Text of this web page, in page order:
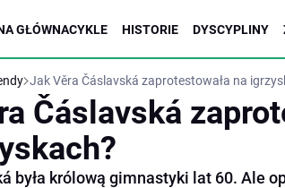
GŁÓWNACYKLE HISTORIE DYSCYPLINY
Jak Věra Čáslavská zaprotestowała na
Čáslavská
była królową gimnastyki lat 60. Ale